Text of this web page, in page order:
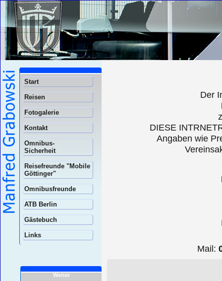
Start
Reisen
Fotogalerie
Kontakt
Omnibus-
Sicherheit
Reisefreunde "Mobile
Göttinger"
Omnibusfreunde
ATB Berlin
Gästebuch
Links
Wetter
Der
DIESE
Angaben wie
Mail: